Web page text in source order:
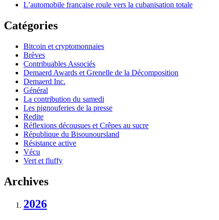
L’automobile française roule vers la cubanisation totale
Catégories
Bitcoin et cryptomonnaies
Brèves
Contribuables Associés
Demaerd Awards et Grenelle de la Décomposition
Demaerd Inc.
Général
La contribution du samedi
Les pignouferies de la presse
Redite
Réflexions décousues et Crêpes au sucre
République du Bisounoursland
Résistance active
Vécu
Vert et fluffy
Archives
2026